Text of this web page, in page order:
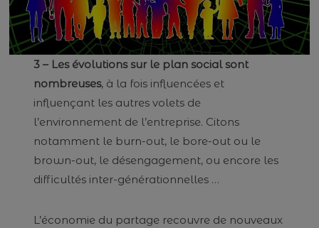
3 – Les évolutions sur le plan social sont
nombreuses, à la fois influencées et
influençant les autres volets de
l’environnement de l’entreprise. Citons
notamment le burn-out, le bore-out ou le
brown-out, le désengagement, ou encore les
difficultés inter-générationnelles …
L’économie du partage recouvre de nouveaux